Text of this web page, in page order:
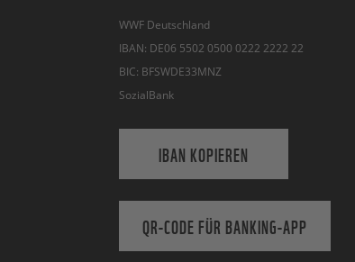
WWF Deutschland
IBAN: DE06 5502 0500 0222 2222 22
BIC: BFSWDE33MNZ
SozialBank
IBAN KOPIEREN
QR-CODE FÜR BANKING-APP